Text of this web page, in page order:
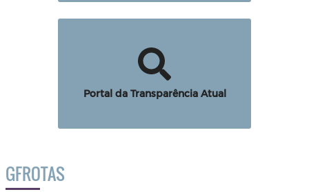
Portal da Transparência Atual
GFROTAS